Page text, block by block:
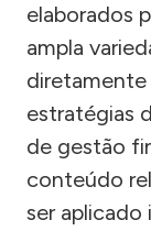
elaborados
ampla
diretamente
estratégias
de gestão
conteúdo
ser aplicado